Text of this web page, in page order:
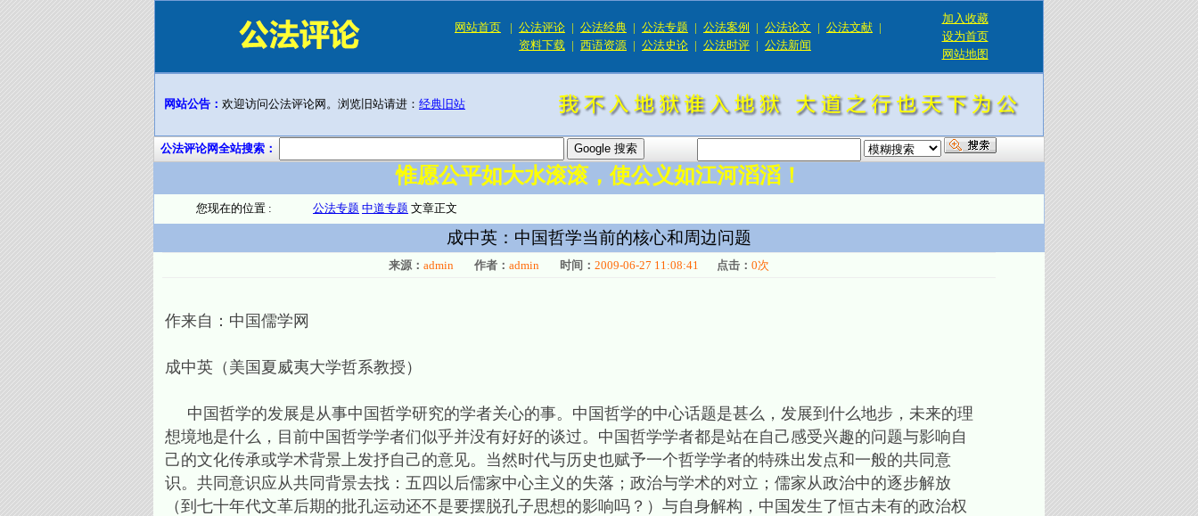
网站首页 | 公法评论 | 公法经典 | 公法专题 | 公法案例 | 公法论文 | 公法文献 |
资料下载 | 西语资源 | 公法史论 | 公法时评 | 公法新闻
加入收藏
设为首页
网站地图
网站公告： 欢迎访问公法评论网。浏览旧站请进： 经典旧站
公法评论网全站搜索：
惟愿公平如大水滚滚，使公义如江河滔滔！
您现在的位置 : 公法专题 中道专题 文章正文
成中英：中国哲学当前的核心和周边问题
来源： admin 作者： admin 时间： 2009-06-27 11:08:41 点击： 0次
作来自：中国儒学网
成中英（美国夏威夷大学哲系教授）
中国哲学的发展是从事中国哲学研究的学者关心的事。中国哲学的中心话题是甚么，发展到什么地步，未来的理
想境地是什么，目前中国哲学学者们似乎并没有好好的谈过。中国哲学学者都是站在自己感受兴趣的问题与影响自
己的文化传承或学术背景上发抒自己的意见。当然时代与历史也赋予一个哲学学者的特殊出发点和一般的共同意
识。共同意识应从共同背景去找：五四以后儒家中心主义的失落；政治与学术的对立；儒家从政治中的逐步解放
（到七十年代文革后期的批孔运动还不是要摆脱孔子思想的影响吗？）与自身解构，中国发生了恒古未有的政治权